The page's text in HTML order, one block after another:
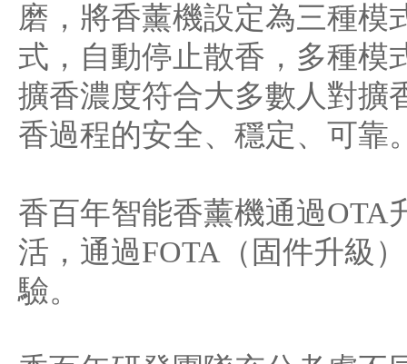
磨，將香薰機設定為三種模
式，自動停止散香，多種模
擴香濃度符合大多數人對擴
香過程的安全、穩定、可靠
香百年智能香薰機通過OTA
活，通過FOTA（固件升級
驗。